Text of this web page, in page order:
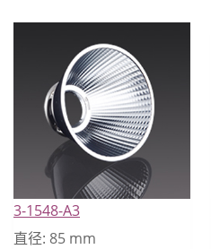
3-1548-A3
直径: 85 mm